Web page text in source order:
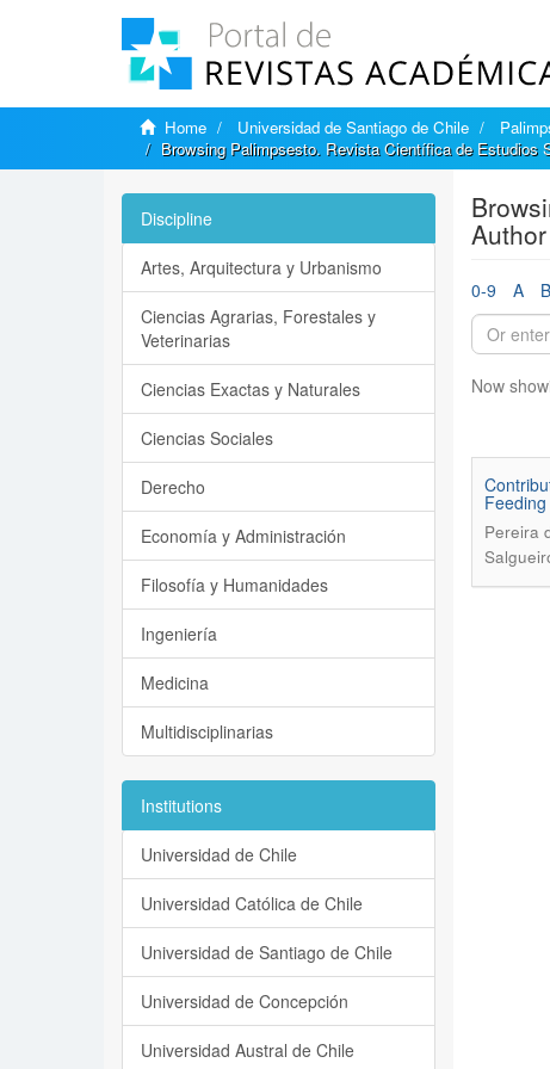
Home Universidad de Santiago de Chile
Browsing Palimpsesto. Revista Científica de Estudios
0-9 A B
Now
Pereira
Discipline
Artes, Arquitectura y Urbanismo
Ciencias Agrarias, Forestales y
Veterinarias
Ciencias Exactas y Naturales
Ciencias Sociales
Derecho
Economía y Administración
Filosofía y Humanidades
Ingeniería
Medicina
Multidisciplinarias
Institutions
Universidad de Chile
Universidad Católica de Chile
Universidad de Santiago de Chile
Universidad de Concepción
Universidad Austral de Chile